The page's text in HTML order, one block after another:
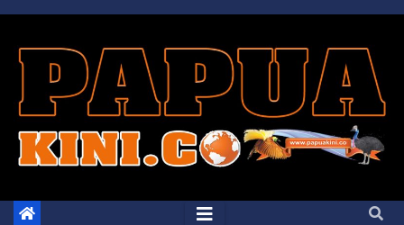
Skip
content